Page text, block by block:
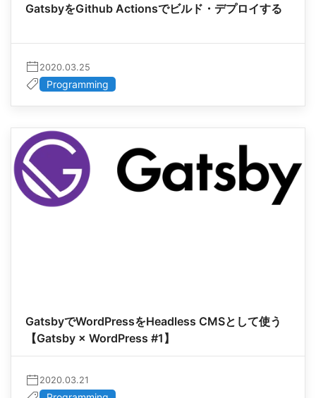
GatsbyをGithub Actionsでビルド・デプロイする
2020.03.25
Programming
GatsbyでWordPressをHeadless CMSとして使う
【Gatsby × WordPress #1】
2020.03.21